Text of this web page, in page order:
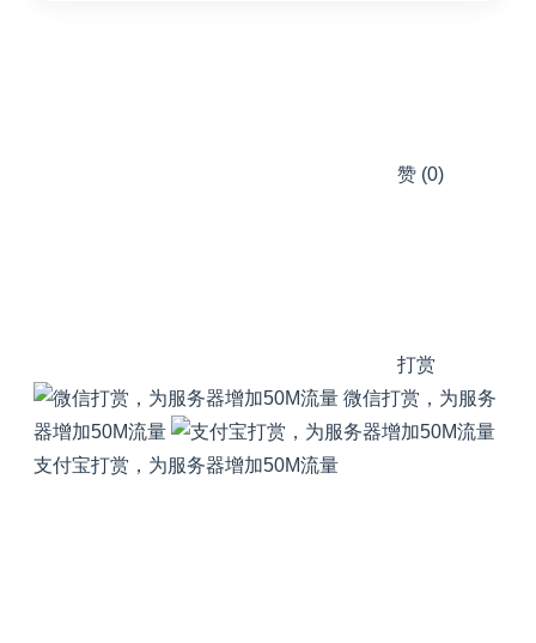
赞 (0)
打赏
微信打赏，为服务
器增加50M流量
支付宝打赏，为服务器增加50M流量